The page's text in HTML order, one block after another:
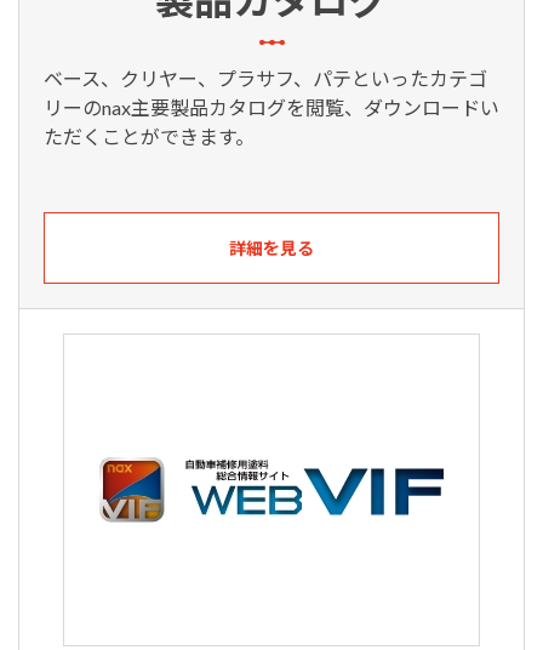
ベース、クリヤー、プラサフ、パテといったカテゴ
リーのnax主要製品カタログを閲覧、ダウンロードい
ただくことができます。
詳細を見る